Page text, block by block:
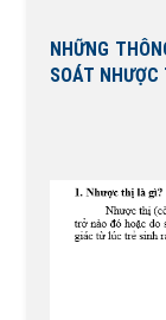
NHỮNG
SOÁT NHƯỢC